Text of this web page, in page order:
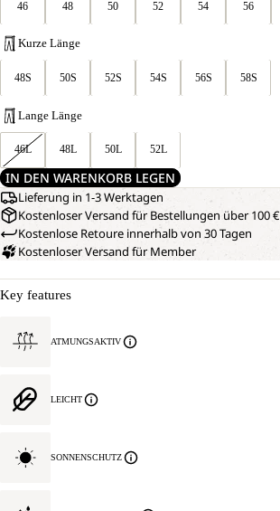
46 48 50 52 54 56
Kurze Länge
48S 50S 52S 54S 56S 58S
Lange Länge
46L 48L 50L 52L
IN DEN WARENKORB LEGEN
Lieferung in 1-3 Werktagen
Kostenloser Versand für Bestellungen über 100 €
Kostenlose Retoure innerhalb von 30 Tagen
Kostenloser Versand für Member
Key features
ATMUNGSAKTIV
LEICHT
SONNENSCHUTZ